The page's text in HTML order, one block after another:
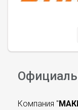
Компания "